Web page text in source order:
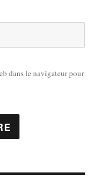
dans le navigateur pour